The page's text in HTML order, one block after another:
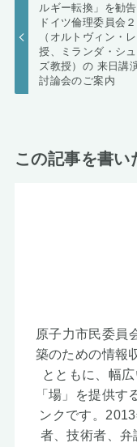
ルギー転換」を勧
ドイツ倫理委員会
（オルトヴィン・
授、ミランダ・シ
ズ教授）の 来日講
討論会のご案内
この記事を書い
原子力市民委員
築のための情報
とともに、幅
「場」を提供す
ンクです。
者、技術者、